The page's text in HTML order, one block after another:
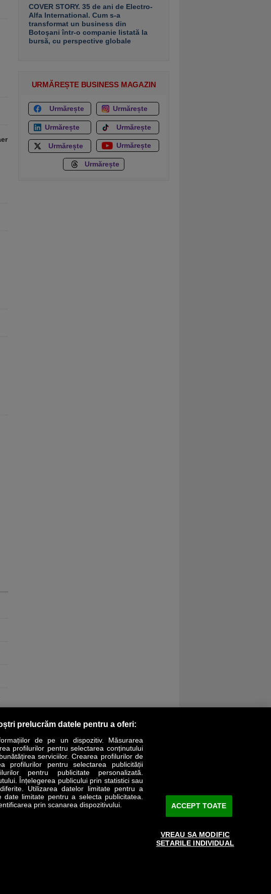
COVER STORY. 35 de ani de Electro-
Alfa International. Cum s-a
transformat un business din
Botoşani într-o companie listată la
bursă, cu perspective globale
URMĂREȘTE BUSINESS MAGAZIN
Urmărește Urmărește
Urmărește Urmărește
Urmărește Urmărește
Urmărește
THE CEO LIFESTYLE SPECIAL OPINII
Revista Business Magazin
Abonează-te şi primeşte revista acasă
prelucrăm datele pentru a oferi:
de pe un dispozitiv. Măsurarea
profilurilor pentru selectarea conținutului
serviciilor. Crearea profilurilor de
profilurilor pentru selectarea publicității
pentru publicitate personalizată.
Înțelegerea publicului prin statistici sau
Utilizarea datelor limitate pentru a
limitate pentru a selecta publicitatea.
prin scanarea dispozitivului.
ACCEPT TOATE
VREAU SA MODIFIC
SETARILE INDIVIDUAL